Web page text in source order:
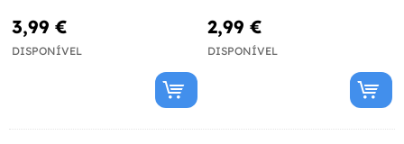
3,99 €
DISPONÍVEL
2,99 €
DISPONÍVEL